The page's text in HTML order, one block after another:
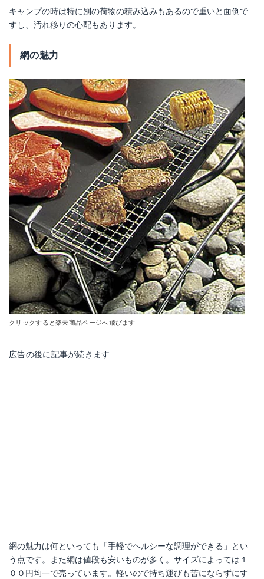
キャンプの時は特に別の荷物の積み込みもあるので重いと面倒で
すし、汚れ移りの心配もあります。
網の魅力
クリックすると楽天商品ページへ飛びます
広告の後に記事が続きます
網の魅力は何といっても「手軽でヘルシーな調理ができる」とい
う点です。また網は値段も安いものが多く。サイズによっては１
００円均一で売っています。軽いので持ち運びも苦にならずにす